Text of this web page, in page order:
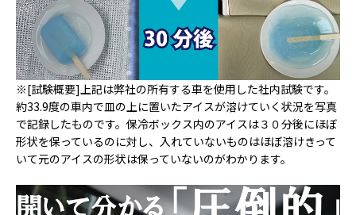
※[試験概要]上記は弊社の所有する車を使用した社内試験です。
約33.9度の車内で皿の上に置いたアイスが溶けていく状況を写真
で記録したものです。保冷ボックス内のアイスは３０分後にほぼ
形状を保っているのに対し、入れていないものはほぼ溶けきって
いて元のアイスの形状は保っていないのがわかります。